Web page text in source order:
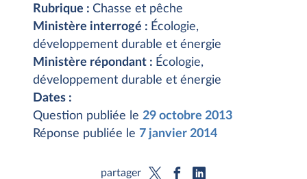
Rubrique : Chasse et pêche
Ministère interrogé : Écologie,
développement durable et énergie
Ministère répondant : Écologie,
développement durable et énergie
Dates :
Question publiée le 29 octobre 2013
Réponse publiée le 7 janvier 2014
partager